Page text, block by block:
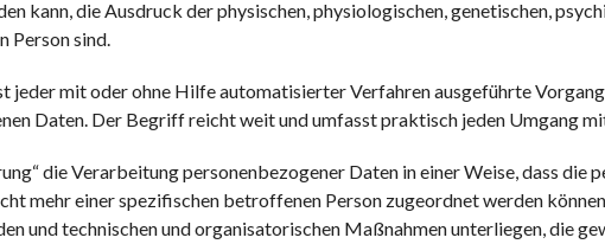
kann, die Ausdruck der physischen, physiologischen, genetischen,
Person sind.
jeder mit oder ohne Hilfe automatisierter Verfahren ausgeführte
Daten. Der Begriff reicht weit und umfasst praktisch jeden Umgang
die Verarbeitung personenbezogener Daten in einer Weise, dass
mehr einer spezifischen betroffenen Person zugeordnet werden
und technischen und organisatorischen Maßnahmen unterliegen, die